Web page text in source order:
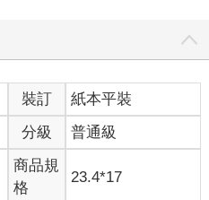
裝訂
紙本平裝
分級 普通級
商品規
格
23.4*17